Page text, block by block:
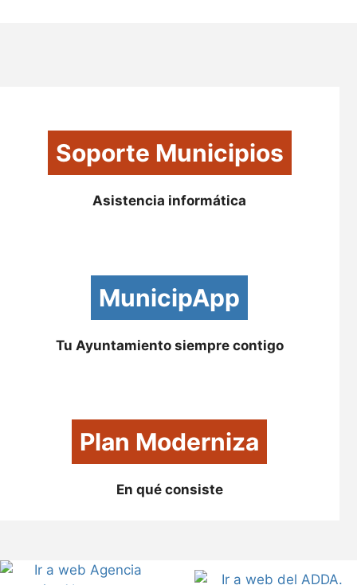
Soporte Municipios
Asistencia informática
MunicipApp
Tu Ayuntamiento siempre contigo
Plan Moderniza
En qué consiste